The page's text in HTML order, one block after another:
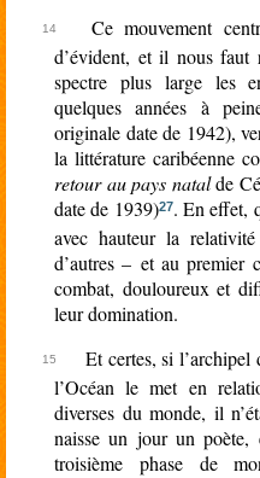
Ce mouvement
d’évident, et il nous faut
spectre plus large les
quelques années à
originale date de 1942),
la littérature caribéenne
retour au pays natalde
date de 1939)27. En effet,
avec hauteur la
d’autres – et au premier
combat, douloureux et
leur domination.
Et certes, si
l’Océan le met en
diverses du monde, il
naisse un jour un
troisième phase de